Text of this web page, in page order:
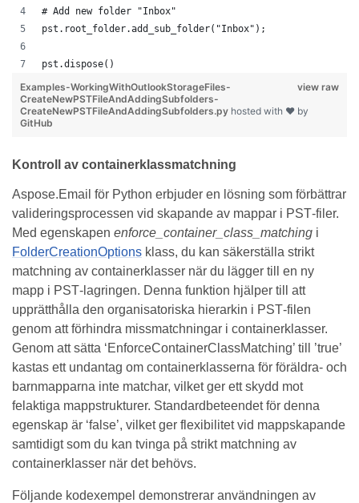
# Add new folder "Inbox"
pst.root_folder.add_sub_folder("Inbox");
pst.dispose()
view raw
Examples-WorkingWithOutlookStorageFiles-
CreateNewPSTFileAndAddingSubfolders-
CreateNewPSTFileAndAddingSubfolders.py hosted with ❤ by
GitHub
Kontroll av containerklassmatchning
Aspose.Email för Python erbjuder en lösning som förbättrar
valideringsprocessen vid skapande av mappar i PST‑filer.
Med egenskapen enforce_container_class_matching i
FolderCreationOptions klass, du kan säkerställa strikt
matchning av containerklasser när du lägger till en ny
mapp i PST‑lagringen. Denna funktion hjälper till att
upprätthålla den organisatoriska hierarkin i PST‑filen
genom att förhindra missmatchningar i containerklasser.
Genom att sätta ‘EnforceContainerClassMatching’ till ’true’
kastas ett undantag om containerklasserna för föräldra- och
barnmapparna inte matchar, vilket ger ett skydd mot
felaktiga mappstrukturer. Standardbeteendet för denna
egenskap är ‘false’, vilket ger flexibilitet vid mappskapande
samtidigt som du kan tvinga på strikt matchning av
containerklasser när det behövs.
Följande kodexempel demonstrerar användningen av